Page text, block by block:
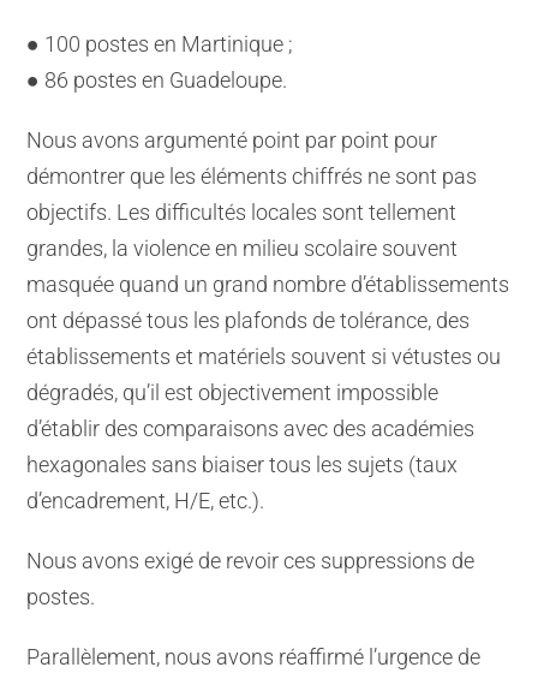
● 100 postes en Martinique ;
● 86 postes en Guadeloupe.
Nous avons argumenté point par point pour
démontrer que les éléments chiffrés ne sont pas
objectifs. Les difficultés locales sont tellement
grandes, la violence en milieu scolaire souvent
masquée quand un grand nombre d’établissements
ont dépassé tous les plafonds de tolérance, des
établissements et matériels souvent si vétustes ou
dégradés, qu’il est objectivement impossible
d’établir des comparaisons avec des académies
hexagonales sans biaiser tous les sujets (taux
d’encadrement, H/E, etc.).
Nous avons exigé de revoir ces suppressions de
postes.
Parallèlement, nous avons réaffirmé l’urgence de